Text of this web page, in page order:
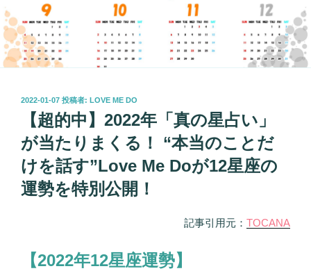
投
2022-01-07 投稿者: LOVE ME DO
【超的中】2022年「真の星占い」
が当たりまくる！ “本当のことだ
けを話す”Love Me Doが12星座の
運勢を特別公開！
記事引用元： TOCANA
【2022年12星座運勢】